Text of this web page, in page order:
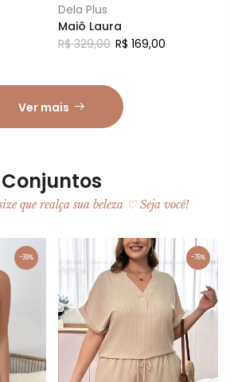
Dela Plus
Maiô Laura
R$ 329,00 R$ 169,00
Ver mais
Conjuntos
que realça sua beleza ♡ Seja você!
-39% -76%